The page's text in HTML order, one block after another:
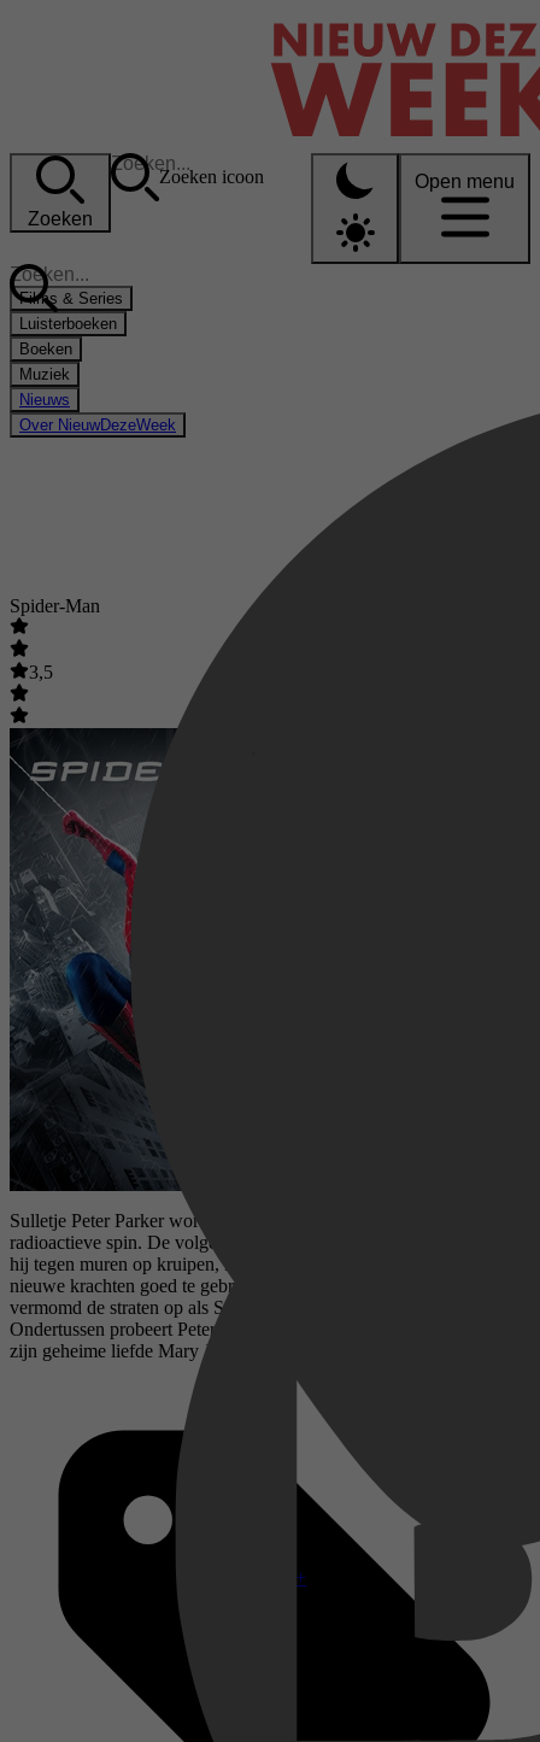
Zoeken
Zoeken icoon Open menu
Films & Series
Disney+
Luisterboeken
Boeken
Muziek
Nieuws
Over NieuwDezeWeek
Spider-Man
3,5
Sulletje Peter Parker wordt op schoolreisje gebeten door een
radioactieve spin. De volgende dag is hij opeens supersterk en kan
hij tegen muren op kruipen, net als een spin. Peter besluit zijn
nieuwe krachten goed te gebruiken. Hij maakt een pak en gaat
vermomd de straten op als Spider-Man om de stad veiliger te maken.
Ondertussen probeert Peter zijn nieuwe identiteit te verbergen voor
zijn geheime liefde Mary Jane.